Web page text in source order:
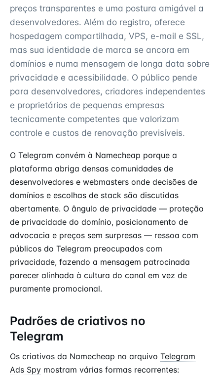
preços transparentes e uma postura amigável a
desenvolvedores. Além do registro, oferece
hospedagem compartilhada, VPS, e-mail e SSL,
mas sua identidade de marca se ancora em
domínios e numa mensagem de longa data sobre
privacidade e acessibilidade. O público pende
para desenvolvedores, criadores independentes
e proprietários de pequenas empresas
tecnicamente competentes que valorizam
controle e custos de renovação previsíveis.
O Telegram convém à Namecheap porque a
plataforma abriga densas comunidades de
desenvolvedores e webmasters onde decisões de
domínios e escolhas de stack são discutidas
abertamente. O ângulo de privacidade — proteção
de privacidade do domínio, posicionamento de
advocacia e preços sem surpresas — ressoa com
públicos do Telegram preocupados com
privacidade, fazendo a mensagem patrocinada
parecer alinhada à cultura do canal em vez de
puramente promocional.
Padrões de criativos no
Telegram
Os criativos da Namecheap no arquivo Telegram
Ads Spy mostram várias formas recorrentes: